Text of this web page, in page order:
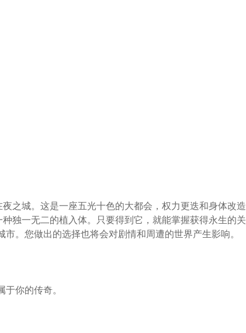
之城。这是一座五光十色的大都会，权力更迭和身体改造
独一无二的植入体。只要得到它，就能掌握获得永生的关
。您做出的选择也将会对剧情和周遭的世界产生影响。
你的传奇。